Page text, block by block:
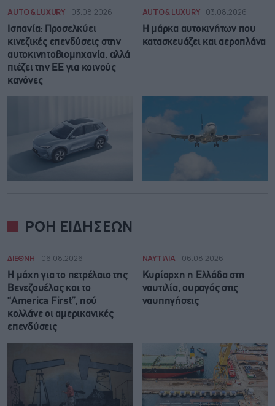
AUTO & LUXURY 03.08.2026
Ισπανία: Προσελκύει
κινεζικές επενδύσεις στην
αυτοκινητοβιομηχανία, αλλά
πιέζει την ΕΕ για κοινούς
κανόνες
AUTO & LUXURY 03.08.2026
Η μάρκα αυτοκινήτων που
κατασκευάζει και αεροπλάνα
ΡΟΗ ΕΙΔΗΣΕΩΝ
ΔΙΕΘΝΗ 06.08.2026
Η μάχη για το πετρέλαιο της
Βενεζουέλας και το
“America First”, πού
κολλάνε οι αμερικανικές
επενδύσεις
ΝΑΥΤΙΛΙΑ 06.08.2026
Κυρίαρχη η Ελλάδα στη
ναυτιλία, ουραγός στις
ναυπηγήσεις